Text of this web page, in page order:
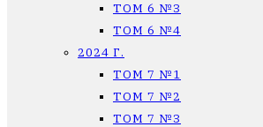
ТОМ 6 №3
ТОМ 6 №4
2024 Г.
ТОМ 7 №1
ТОМ 7 №2
ТОМ 7 №3